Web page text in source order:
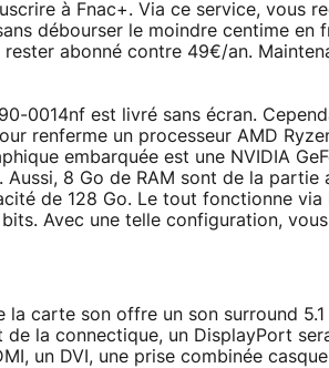
à Fnac+. Via ce service, vous
débourser le moindre centime en
abonné contre 49€/an.
0014nf est livré sans écran.
renferme un processeur AMD
embarquée est une NVIDIA
8 Go de RAM sont de la partie
de 128 Go. Le tout fonctionne via
Avec une telle configuration,
carte son offre un son surround
la connectique, un DisplayPort
un DVI, une prise combinée